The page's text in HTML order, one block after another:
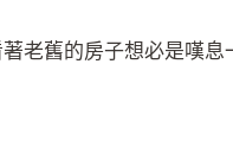
老舊的房子想必是嘆